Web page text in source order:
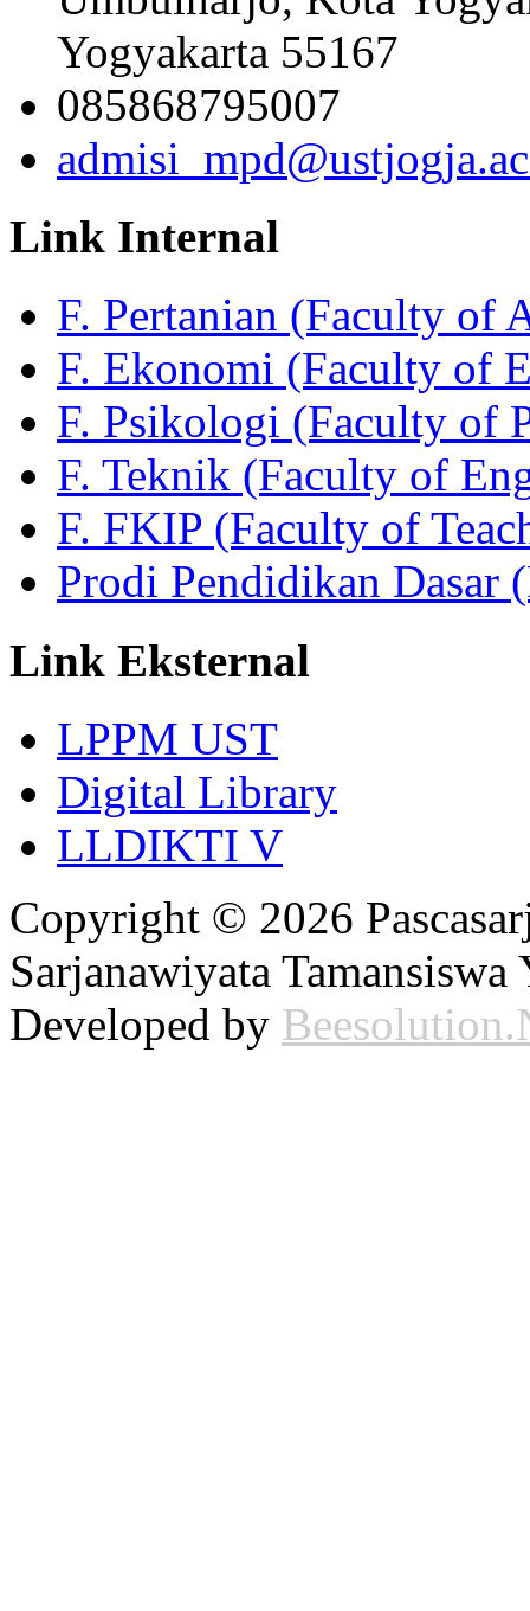
Yogyakarta 55167
085868795007
Link Internal
F. Pertanian (Faculty of
F. Ekonomi (Faculty of
F. Psikologi (Faculty of
F. Teknik (Faculty of
F. FKIP (Faculty of
Prodi Pendidikan Dasar
Link Eksternal
LPPM UST
Digital Library
LLDIKTI V
Copyright © 2026
Sarjanawiyata
Developed by